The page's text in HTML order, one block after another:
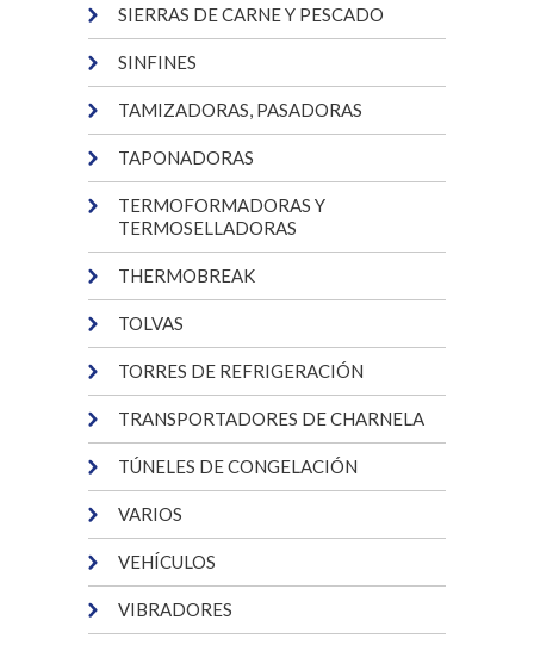
SIERRAS DE CARNE Y PESCADO
SINFINES
TAMIZADORAS, PASADORAS
TAPONADORAS
TERMOFORMADORAS Y
TERMOSELLADORAS
THERMOBREAK
TOLVAS
TORRES DE REFRIGERACIÓN
TRANSPORTADORES DE CHARNELA
TÚNELES DE CONGELACIÓN
VARIOS
VEHÍCULOS
VIBRADORES